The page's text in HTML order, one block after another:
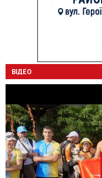
ВІДЕО